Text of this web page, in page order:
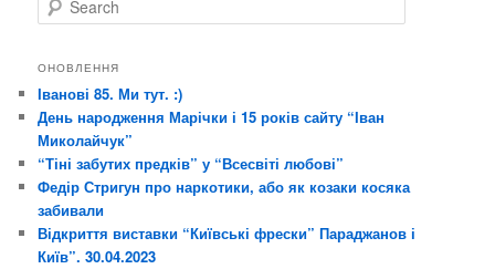
e
r
h
ОНОВЛЕННЯ
Іванові 85. Ми тут. :)
День народження Марічки і 15 років сайту “Іван
Миколайчук”
“Тіні забутих предків” у “Всесвіті любові”
Федір Стригун про наркотики, або як козаки косяка
забивали
Відкриття виставки “Київські фрески” Параджанов і
Київ”. 30.04.2023